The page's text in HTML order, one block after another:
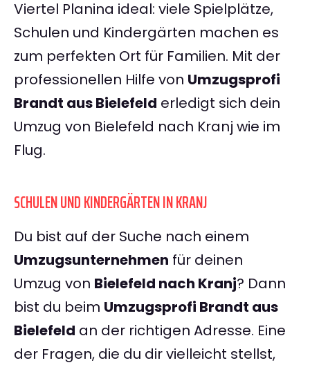
Viertel Planina ideal: viele Spielplätze,
Schulen und Kindergärten machen es
zum perfekten Ort für Familien. Mit der
professionellen Hilfe von Umzugsprofi
Brandt aus Bielefeld erledigt sich dein
Umzug von Bielefeld nach Kranj wie im
Flug.
SCHULEN UND KINDERGÄRTEN IN KRANJ
Du bist auf der Suche nach einem
Umzugsunternehmen für deinen
Umzug von Bielefeld nach Kranj? Dann
bist du beim Umzugsprofi Brandt aus
Bielefeld an der richtigen Adresse. Eine
der Fragen, die du dir vielleicht stellst,